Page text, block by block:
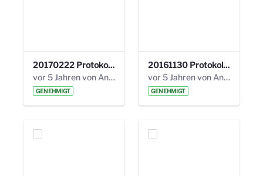
20170222 Protokoll 19. Steuerungskreis.pdf
vor 5 Jahren von Anni Schlumberger
GENEHMIGT
20161130 Protokoll 18. Steuerungskreis.pdf
vor 5 Jahren von Anni Schlumberger
GENEHMIGT